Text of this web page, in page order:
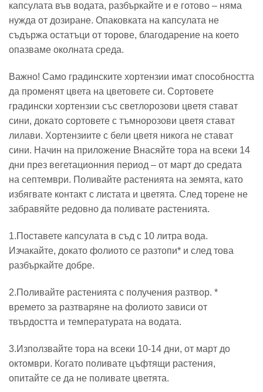
капсулата във водата, разбъркайте и е готово – няма
нужда от дозиране. Опаковката на капсулата не
съдържа остатъци от торове, благодарение на което
опазваме околната среда.
Важно! Само градинските хортензии имат способността
да променят цвета на цветовете си. Сортовете
градински хортензии със светлорозови цветя стават
сини, докато сортовете с тъмнорозови цветя стават
лилави. Хортензиите с бели цветя никога не стават
сини. Начин на приложение Внасяйте тора на всеки 14
дни през вегетационния период – от март до средата
на септември. Поливайте растенията на земята, като
избягвате контакт с листата и цветята. След торене не
забравяйте редовно да поливате растенията.
1.Поставете капсулата в съд с 10 литра вода.
Изчакайте, докато фолиото се разтопи* и след това
разбъркайте добре.
2.Поливайте растенията с получения разтвор. *
времето за разтваряне на фолиото зависи от
твърдостта и температурата на водата.
3.Използвайте тора на всеки 10-14 дни, от март до
октомври. Когато поливате цъфтящи растения,
опитайте се да не поливате цветята.